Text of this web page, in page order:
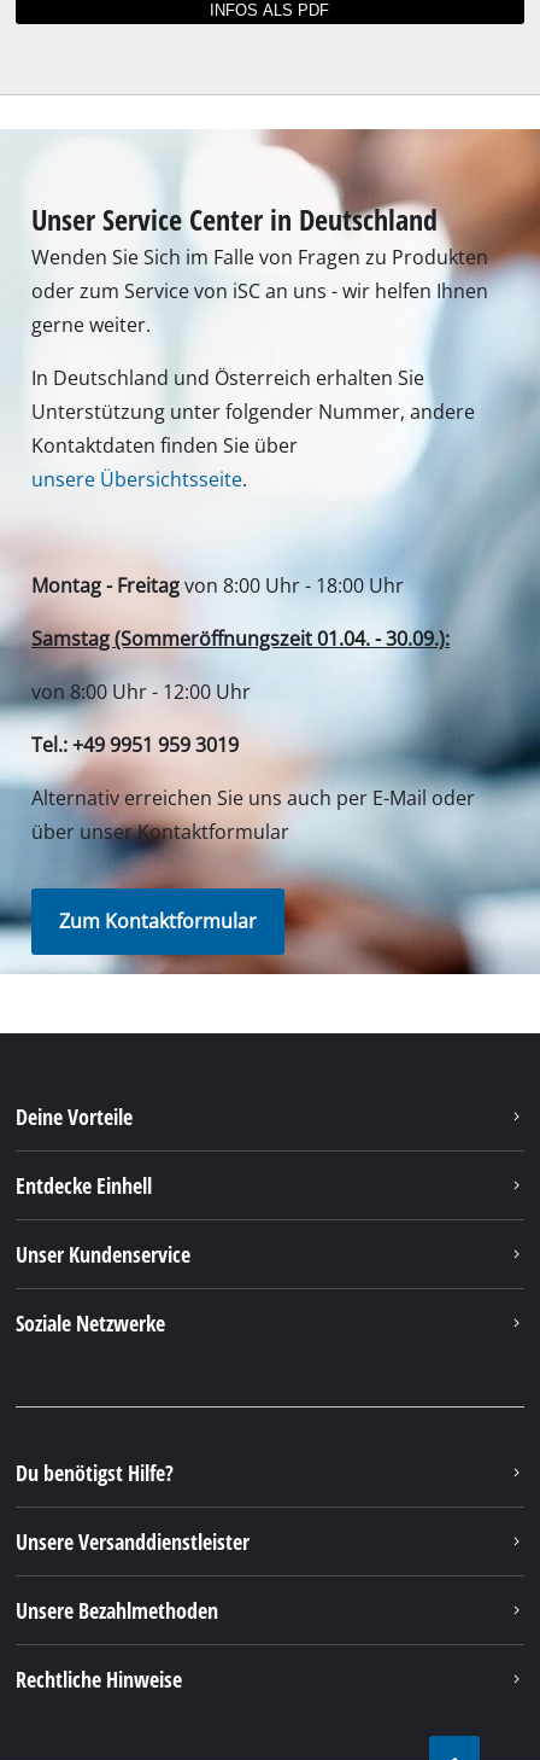
Unser Service Center in Deutschland
Wenden Sie Sich im Falle von Fragen zu Produkten
oder zum Service von iSC an uns - wir helfen Ihnen
gerne weiter.
In Deutschland und Österreich erhalten Sie
Unterstützung unter folgender Nummer, andere
Kontaktdaten finden Sie über
unsere Übersichtsseite.
Montag - Freitagvon 8:00 Uhr - 18:00 Uhr
Samstag (Sommeröffnungszeit 01.04. - 30.09.):
von 8:00 Uhr - 12:00 Uhr
Tel.: +49 9951 959 3019
Alternativ erreichen Sie uns auch per E-Mail oder
über unser Kontaktformular
Zum Kontaktformular
Deine Vorteile
Entdecke Einhell
Unser Kundenservice
Soziale Netzwerke
Du benötigst Hilfe?
Unsere Versanddienstleister
Unsere Bezahlmethoden
Rechtliche Hinweise